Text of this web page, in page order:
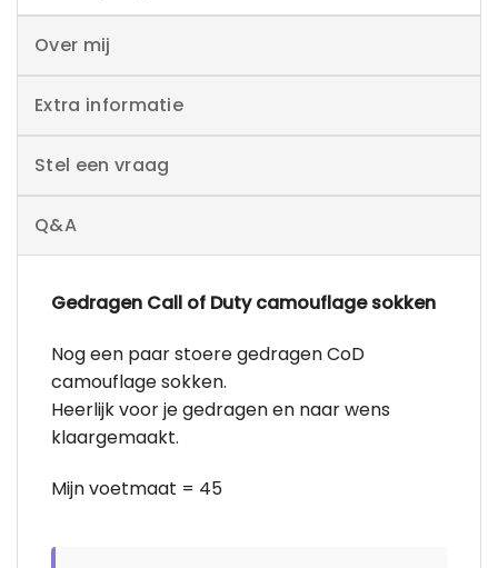
Over mij
Extra informatie
Stel een vraag
Q&A
Gedragen Call of Duty camouflage sokken
Nog een paar stoere gedragen CoD
camouflage sokken.
Heerlijk voor je gedragen en naar wens
klaargemaakt.
Mijn voetmaat = 45